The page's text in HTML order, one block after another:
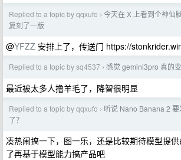
Replied to a topic by qqxufo › 今天在 X 上看到个神仙
复刻了一版
@YFZZ 安排上了，传送门 https://
Replied to a topic by sq4537 › 感觉 gemini3pro 真的变
最近被太多人撸羊毛了，降智很明显
Replied to a topic by qqxufo › 听说 Nano Banana 2 要
了？
凑热闹搞一下，图一乐，还是比较期待模型提
了再基于模型能力搞产品吧